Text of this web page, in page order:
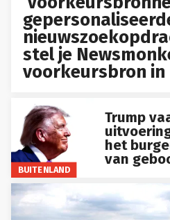
stel je
voorkeursbron in
BUITENLAND
Trump
het
van